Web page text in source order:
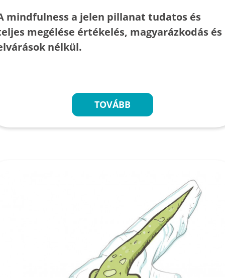
mindfulness a jelen pillanat tudatos és
megélése értékelés, magyarázkodás és
nélkül.
TOVÁBB